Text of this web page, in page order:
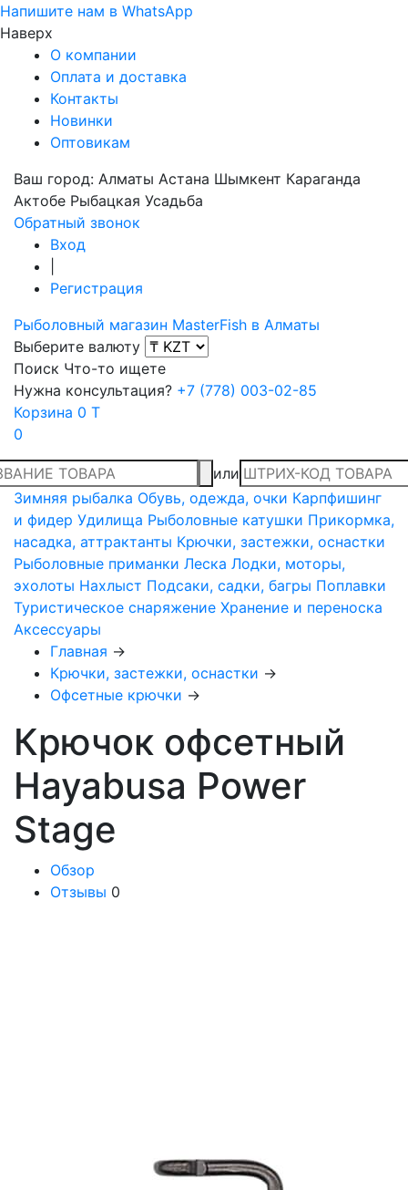
Напишите нам в WhatsApp
Наверх
О компании
Оплата и доставка
Контакты
Новинки
Оптовикам
Ваш город: Алматы Астана Шымкент Караганда
Актобе Рыбацкая Усадьба
Обратный звонок
Вход
Регистрация
Рыболовный магазин MasterFish в Алматы
Выберите валюту
Поиск Что-то ищете
Нужна консультация? +7 (778) 003-02-85
Корзина 0 T
0
или
Зимняя рыбалка Обувь, одежда, очки Карпфишинг
и фидер Удилища Рыболовные катушки Прикормка,
насадка, аттрактанты Крючки, застежки, оснастки
Рыболовные приманки Леска Лодки, моторы,
эхолоты Нахлыст Подсаки, садки, багры Поплавки
Туристическое снаряжение Хранение и переноска
Аксессуары
Главная →
Крючки, застежки, оснастки →
Офсетные крючки →
Крючок офсетный
Hayabusa Power
Stage
Обзор
Отзывы 0